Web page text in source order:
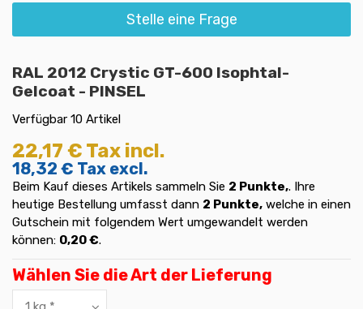
Stelle eine Frage
RAL 2012 Crystic GT-600 Isophtal-
Gelcoat - PINSEL
Verfügbar 10 Artikel
22,17 € Tax incl.
18,32 € Tax excl.
Beim Kauf dieses Artikels sammeln Sie 2 Punkte,. Ihre
heutige Bestellung umfasst dann 2 Punkte, welche in einen
Gutschein mit folgendem Wert umgewandelt werden
können: 0,20 €.
Wählen Sie die Art der Lieferung